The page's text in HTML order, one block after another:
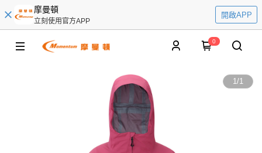
摩曼頓
立刻使用官方APP
開啟APP
0
1/1